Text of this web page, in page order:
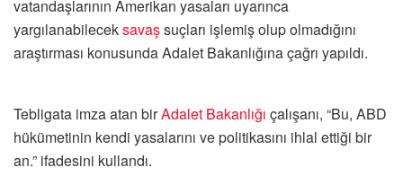
vatandaşlarının Amerikan yasaları uyarınca
yargılanabileceksavaşsuçları işlemiş olup olmadığını
araştırması konusunda Adalet Bakanlığına çağrı yapıldı.
Tebligata imza atan birAdalet Bakanlığı çalışanı, “Bu, ABD
hükümetinin kendi yasalarını ve politikasını ihlal ettiği bir
an.” ifadesini kullandı.